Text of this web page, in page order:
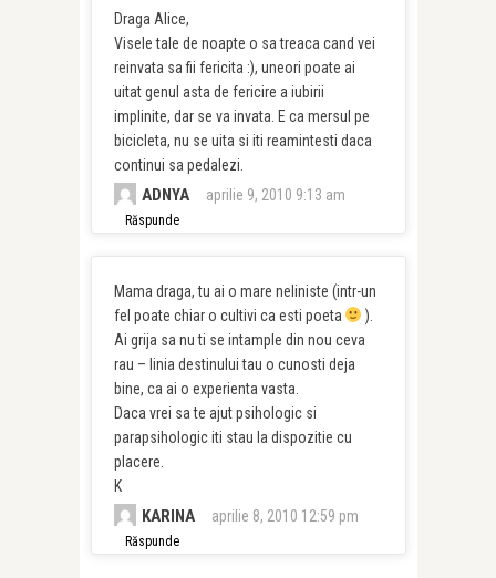
Draga Alice,
Visele tale de noapte o sa treaca cand vei
reinvata sa fii fericita :), uneori poate ai
uitat genul asta de fericire a iubirii
implinite, dar se va invata. E ca mersul pe
bicicleta, nu se uita si iti reamintesti daca
continui sa pedalezi.
ADNYA aprilie 9, 2010 9:13 am
Răspunde
Mama draga, tu ai o mare neliniste (intr-un
fel poate chiar o cultivi ca esti poeta
).
Ai grija sa nu ti se intample din nou ceva
rau – linia destinului tau o cunosti deja
bine, ca ai o experienta vasta.
Daca vrei sa te ajut psihologic si
parapsihologic iti stau la dispozitie cu
placere.
K
KARINA aprilie 8, 2010 12:59 pm
Răspunde